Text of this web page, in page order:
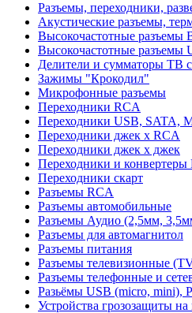
Разъемы, переходники,
Акустические разъемы,
Высокочастотные разъемы
Высокочастотные
Делители и сумматоры ТВ
Зажимы "Крокодил"
Микрофонные разъемы
Переходники RCA
Переходники USB, SATA,
Переходники джек х RCA
Переходники джек х джек
Переходники и
Переходники скарт
Разъемы RCA
Разъемы автомобильные
Разъемы Аудио (2,5мм,
Разъемы для автомагнитол
Разъемы питания
Разъемы телевизионные
Разъемы телефонные и
Разьёмы USB (micro, mini),
Устройства грозозащиты